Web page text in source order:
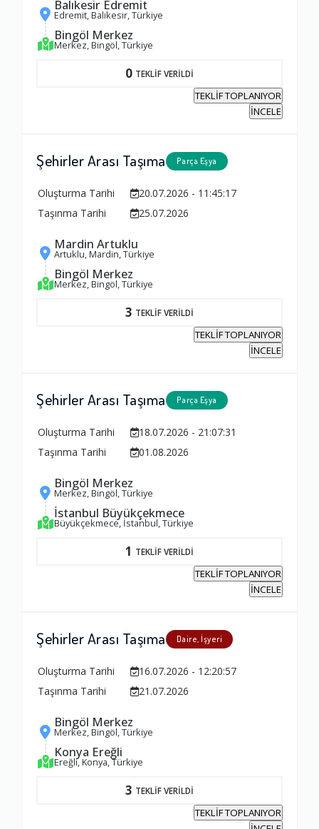
Balıkesir Edremit
Edremit, Balıkesir, Türkiye
Bingöl Merkez
Merkez, Bingöl, Türkiye
0 TEKLİF VERİLDİ
TEKLİF TOPLANIYOR
İNCELE
Şehirler Arası Taşıma Parça Eşya
Oluşturma Tarihi
20.07.2026 - 11:45:17
Taşınma Tarihi
25.07.2026
Mardin Artuklu
Artuklu, Mardin, Türkiye
Bingöl Merkez
Merkez, Bingöl, Türkiye
3 TEKLİF VERİLDİ
TEKLİF TOPLANIYOR
İNCELE
Şehirler Arası Taşıma Parça Eşya
Oluşturma Tarihi
18.07.2026 - 21:07:31
Taşınma Tarihi
01.08.2026
Bingöl Merkez
Merkez, Bingöl, Türkiye
İstanbul Büyükçekmece
Büyükçekmece, İstanbul, Türkiye
1 TEKLİF VERİLDİ
TEKLİF TOPLANIYOR
İNCELE
Şehirler Arası Taşıma Daire, İşyeri
Oluşturma Tarihi
16.07.2026 - 12:20:57
Taşınma Tarihi
21.07.2026
Bingöl Merkez
Merkez, Bingöl, Türkiye
Konya Ereğli
Ereğli, Konya, Türkiye
3 TEKLİF VERİLDİ
TEKLİF TOPLANIYOR
Fiyatlandırma Dengesi